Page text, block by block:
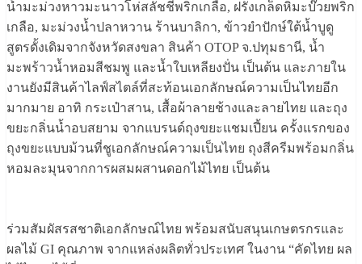
น้ำมะม่วงหาวมะนาวโห่สลัชชีพริกเกลือ, ฝรั่งเกล็ดหิมะบ๊วยพริก
เกลือ, มะม่วงน้ำปลาหวาน ร้านบาลิกา, ข้าวยำปักษ์ใต้น้ำบูดู
สูตรดั้งเดิมจากจังหวัดสงขลา สินค้า OTOP จ.ปทุมธานี, น้ำ
มะพร้าวน้ำหอมสีชมพู และน้ำใบเหลียงปั่น เป็นต้น และภายใน
งานยังมีสินค้าไลฟ์สไตล์ที่สะท้อนเอกลักษณ์ความเป็นไทยอีก
มากมาย อาทิ กระเป๋าสาน, เสื้อผ้าลายช้างและลายไทย และถุง
ขยะกลิ่นน้ำอบสยาม จากแบรนด์ถุงขยะแชมเปี้ยน ครั้งแรกของ
ถุงขยะแบบม้วนที่ชูเอกลักษณ์ความเป็นไทย ถุงสีครีมพร้อมกลิ่น
หอมละมุนจากการผสมผสานดอกไม้ไทย เป็นต้น
ร่วมสัมผัสรสชาติเอกลักษณ์ไทย พร้อมสนับสนุนเกษตรกรและ
ผลไม้ GI คุณภาพ จากแหล่งผลิตทั่วประเทศ ในงาน “คัดไทย ผล